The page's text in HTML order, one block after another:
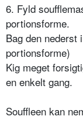
6. Fyld
portionsforme.
Bag den nederst
portionsforme)
Kig meget
en enkelt gang.
Souffleen kan